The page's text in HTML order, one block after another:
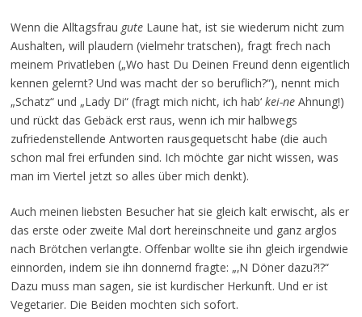
Wenn die Alltagsfrau guteLaune hat, ist sie wiederum nicht zum
Aushalten, will plaudern (vielmehr tratschen), fragt frech nach
meinem Privatleben („Wo hast Du Deinen Freund denn eigentlich
kennen gelernt? Und was macht der so beruflich?“), nennt mich
„Schatz“ und „Lady Di“ (fragt mich nicht, ich hab‘ kei-neAhnung!)
und rückt das Gebäck erst raus, wenn ich mir halbwegs
zufriedenstellende Antworten rausgequetscht habe (die auch
schon mal frei erfunden sind. Ich möchte gar nicht wissen, was
man im Viertel jetzt so alles über mich denkt).
Auch meinen liebsten Besucher hat sie gleich kalt erwischt, als er
das erste oder zweite Mal dort hereinschneite und ganz arglos
nach Brötchen verlangte. Offenbar wollte sie ihn gleich irgendwie
einnorden, indem sie ihn donnernd fragte: „‚N Döner dazu?!?“
Dazu muss man sagen, sie ist kurdischer Herkunft. Und er ist
Vegetarier. Die Beiden mochten sich sofort.